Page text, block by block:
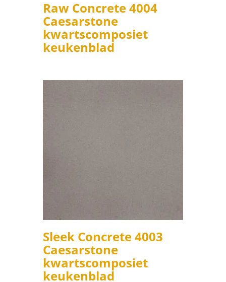
Raw Concrete 4004
Caesarstone
kwartscomposiet
keukenblad
Sleek Concrete 4003
Caesarstone
kwartscomposiet
keukenblad